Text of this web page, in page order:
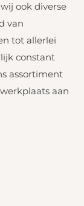
ook diverse
van
tot allerlei
constant
assortiment
aan